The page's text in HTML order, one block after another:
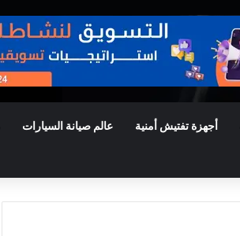
أجهزة تفتيش أمنية عالم صيانة السيارات